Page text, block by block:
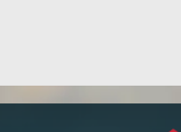
parfaitement aux